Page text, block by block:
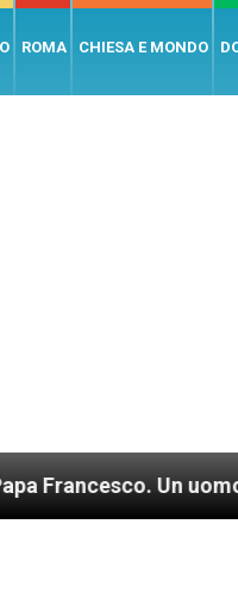
ROMA CHIESA E MONDO
Un uomo di